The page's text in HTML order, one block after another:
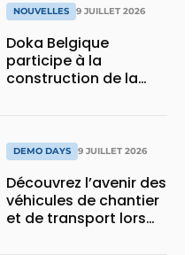
NOUVELLES 9 JUILLET 2026
Doka Belgique
participe à la
construction de la
DEMO DAYS 9 JUILLET 2026
Découvrez l’avenir des
véhicules de chantier
et de transport lors